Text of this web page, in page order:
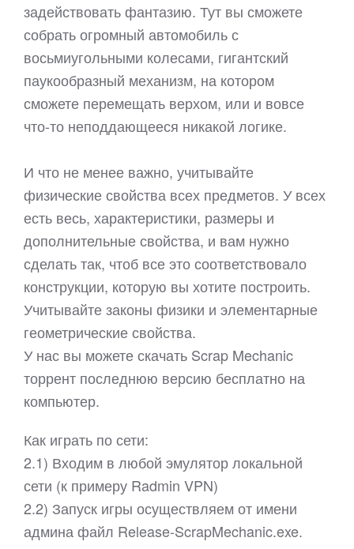
задействовать фантазию. Тут вы сможете
собрать огромный автомобиль с
восьмиугольными колесами, гигантский
паукообразный механизм, на котором
сможете перемещать верхом, или и вовсе
что-то неподдающееся никакой логике.
И что не менее важно, учитывайте
физические свойства всех предметов. У всех
есть весь, характеристики, размеры и
дополнительные свойства, и вам нужно
сделать так, чтоб все это соответствовало
конструкции, которую вы хотите построить.
Учитывайте законы физики и элементарные
геометрические свойства.
У нас вы можете скачать Scrap Mechanic
торрент последнюю версию бесплатно на
компьютер.
Как играть по сети:
2.1) Входим в любой эмулятор локальной
сети (к примеру Radmin VPN)
2.2) Запуск игры осуществляем от имени
админа файл Release-ScrapMechanic.exe.